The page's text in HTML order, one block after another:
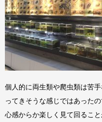
個人的に両生類や爬虫類は苦
ってきそうな感じではあった
心感からか楽しく見て回るこ